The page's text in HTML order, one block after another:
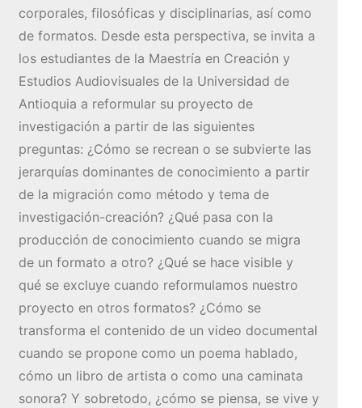
corporales, filosóficas y disciplinarias, así como
de formatos. Desde esta perspectiva, se invita a
los estudiantes de la Maestría en Creación y
Estudios Audiovisuales de la Universidad de
Antioquia a reformular su proyecto de
investigación a partir de las siguientes
preguntas: ¿Cómo se recrean o se subvierte las
jerarquías dominantes de conocimiento a partir
de la migración como método y tema de
investigación-creación? ¿Qué pasa con la
producción de conocimiento cuando se migra
de un formato a otro? ¿Qué se hace visible y
qué se excluye cuando reformulamos nuestro
proyecto en otros formatos? ¿Cómo se
transforma el contenido de un video documental
cuando se propone como un poema hablado,
cómo un libro de artista o como una caminata
sonora? Y sobretodo, ¿cómo se piensa, se vive y